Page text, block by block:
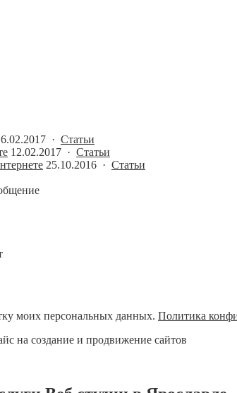
· Статьи
12.02.2017 · Статьи
25.10.2016 · Статьи
моих персональных данных. Политика
на создание и продвижение сайтов